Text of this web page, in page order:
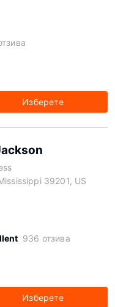
Изберете
39201, US
936 отзива
Изберете